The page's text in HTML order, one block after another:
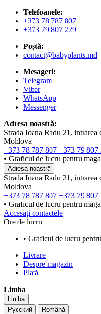
Telefoanele:
+373 78 787 807
+373 79 807 229
Poștă:
contact@babyplants.md
Mesageri:
Telegram
Viber
WhatsApp
Messenger
Adresa noastră:
Strada Ioana Radu 21,
Moldova
+373 78 787 807 +373 79 807
• Graficul de lucru pentru
Adresa noastră
Strada Ioana Radu 21,
Moldova
+373 78 787 807 +373 79 807
• Graficul de lucru pentru
Accesați contactele
Ore de lucru
• Graficul de lucru
Livrare
Despre magazin
Plată
Limba
Limba
Русский
Română